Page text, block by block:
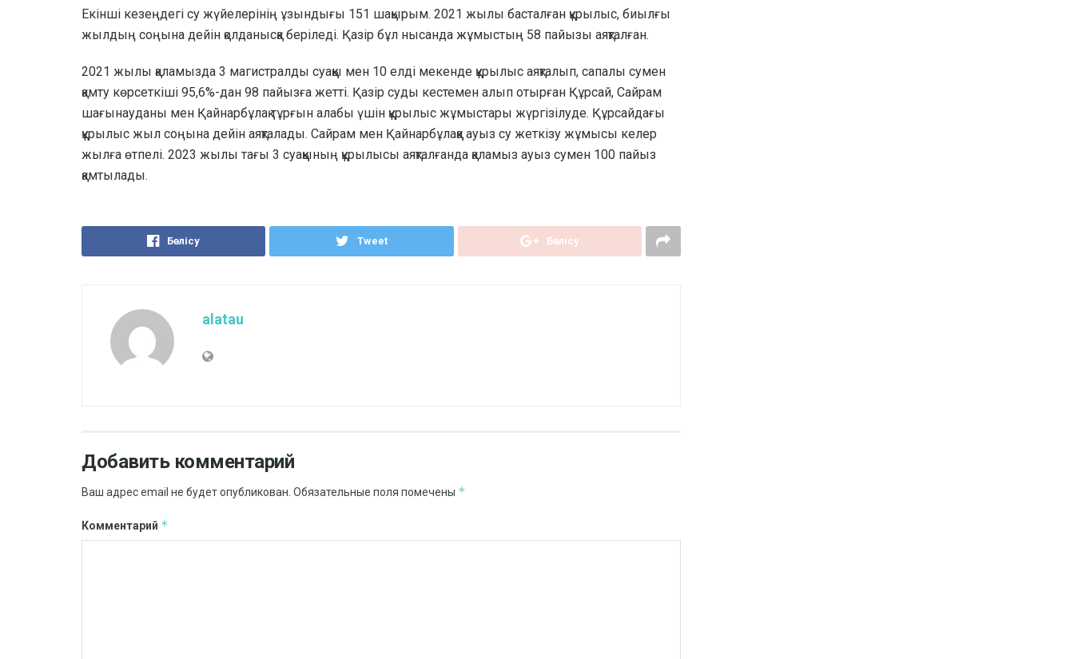
Екінші кезеңдегі су жүйелерінің ұзындығы 151 шақырым. 2021 жылы басталған құрылыс, биылғы
жылдың соңына дейін қолданысқа беріледі. Қазір бұл нысанда жұмыстың 58 пайызы аяқталған.
2021 жылы қаламызда 3 магистралды суаққы мен 10 елді мекенде құрылыс аяқталып, сапалы сумен
қамту көрсеткіші 95,6%-дан 98 пайызға жетті. Қазір суды кестемен алып отырған Құрсай, Сайрам
шағынауданы мен Қайнарбұлақ тұрғын алабы үшін құрылыс жұмыстары жүргізілуде. Құрсайдағы
құрылыс жыл соңына дейін аяқталады. Сайрам мен Қайнарбұлаққа ауыз су жеткізу жұмысы келер
жылға өтпелі. 2023 жылы тағы 3 суаққының құрылысы аяқталғанда қаламыз ауыз сумен 100 пайыз
қамтылады.
Бөлісу Tweet Бөлісу
alatau
Добавить комментарий
Ваш адрес email не будет опубликован. Обязательные поля помечены *
Комментарий *